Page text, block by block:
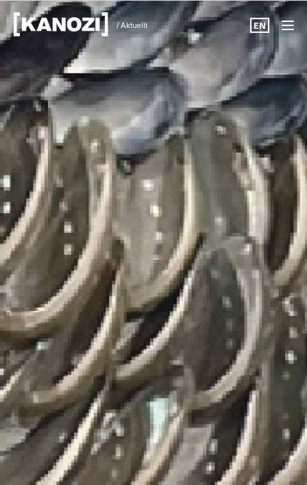
/ Aktuellt
Projekt
Aktuellt
Om oss
Karriär
Kontakt
EN